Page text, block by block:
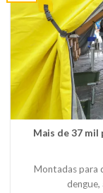
Mais de 37 mil
Montadas para
dengue,